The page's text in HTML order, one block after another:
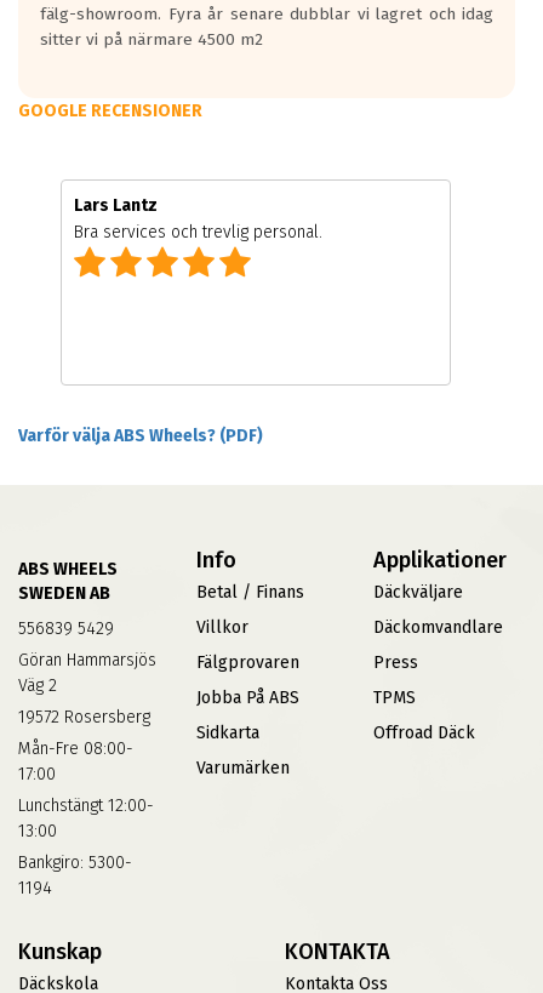
fälg-showroom. Fyra år senare dubblar vi lagret och idag
sitter vi på närmare 4500 m2
GOOGLE RECENSIONER
Lars Lantz
Bra services och trevlig personal.
Varför välja ABS Wheels? (PDF)
ABS WHEELS
SWEDEN AB
556839 5429
Göran Hammarsjös
Väg 2
19572 Rosersberg
Mån-Fre 08:00-
17:00
Lunchstängt 12:00-
13:00
Bankgiro: 5300-
1194
Info
Betal / Finans
Villkor
Fälgprovaren
Jobba På ABS
Sidkarta
Varumärken
Applikationer
Däckväljare
Däckomvandlare
Press
TPMS
Offroad Däck
Kunskap
Däckskola
KONTAKTA
Kontakta Oss